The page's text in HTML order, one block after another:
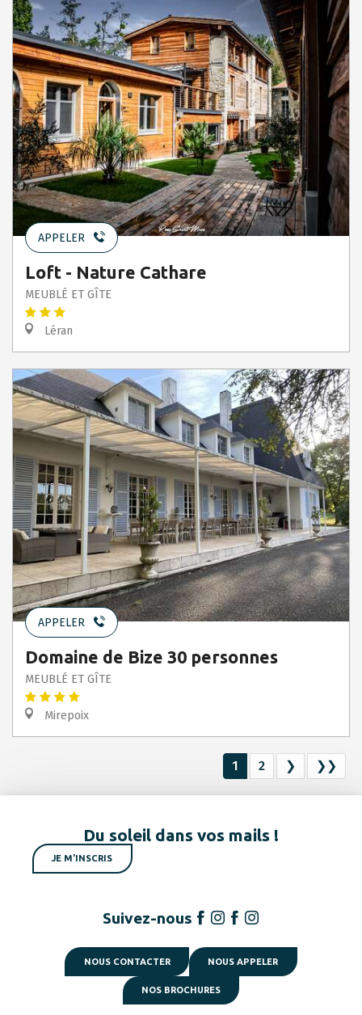
APPELER
Loft - Nature Cathare
MEUBLÉ ET GÎTE
Léran
APPELER
Domaine de Bize 30 personnes
MEUBLÉ ET GÎTE
Mirepoix
1 2 ❯ ❯❯
Du soleil dans vos mails !
JE M'INSCRIS
Suivez-nous
NOUS CONTACTER NOUS APPELER
NOS BROCHURES